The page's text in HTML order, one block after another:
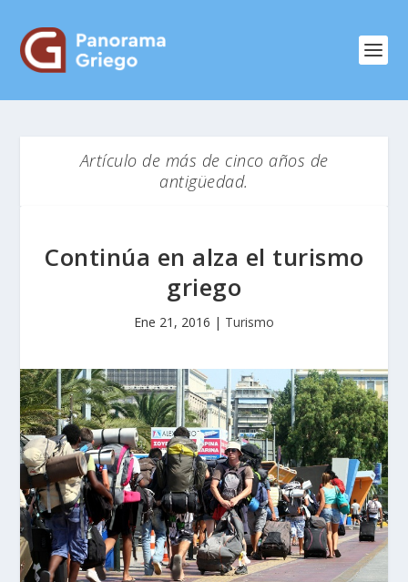
Artículo de más de cinco años de
antigüedad.
Continúa en alza el turismo
griego
Ene 21, 2016 | Turismo